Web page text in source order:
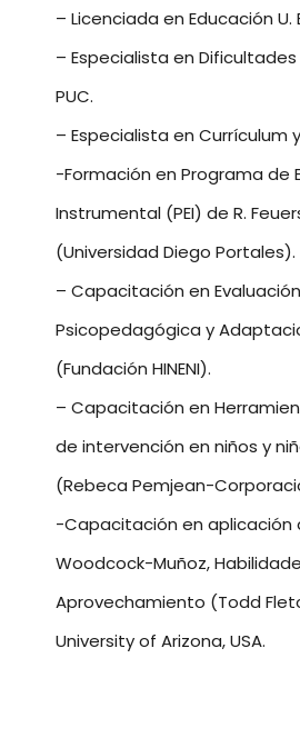
– Licenciada en Educación U.
– Especialista en
PUC.
– Especialista en Currículum
-Formación en Programa de
Instrumental (PEI) de R.
(Universidad Diego Portales).
– Capacitación en Evaluación
Psicopedagógica y
(Fundación HINENI).
– Capacitación en
de intervención en niños y
(Rebeca Pemjean-
-Capacitación en aplicación
Woodcock-Muñoz,
Aprovechamiento (Todd
University of Arizona, USA.